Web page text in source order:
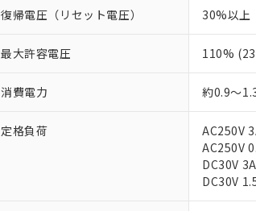
復帰電圧（リセット電圧） 30%以上
最大許容電圧 110%
消費電力 約0.9～
定格負荷
AC250V
AC250V
DC30V
DC30V